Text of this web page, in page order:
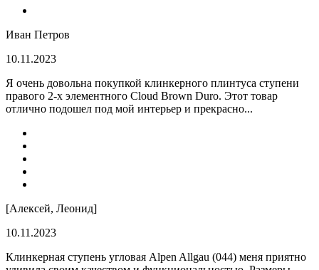
Иван Петров
10.11.2023
Я очень довольна покупкой клинкерного плинтуса ступени
правого 2-х элементного Cloud Brown Duro. Этот товар
отлично подошел под мой интерьер и прекрасно...
[Алексей, Леонид]
10.11.2023
Клинкерная ступень угловая Alpen Allgau (044) меня приятно